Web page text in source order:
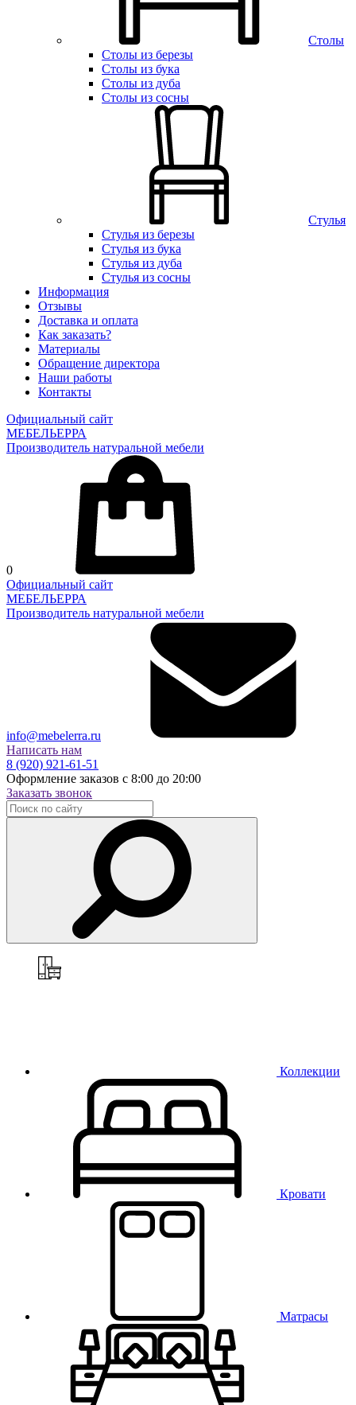
Столы
Столы из березы
Столы из бука
Столы из дуба
Столы из сосны
Стулья
Стулья из березы
Стулья из бука
Стулья из дуба
Стулья из сосны
Информация
Отзывы
Доставка и оплата
Как заказать?
Материалы
Обращение директора
Наши работы
Контакты
Официальный сайт
МЕБЕЛЬЕРРА
Производитель натуральной мебели
0
Официальный сайт
МЕБЕЛЬЕРРА
Производитель натуральной мебели
info@mebelerra.ru
Написать нам
8 (920) 921-61-51
Оформление заказов с 8:00 до 20:00
Заказать звонок
Коллекции
Кровати
Матрасы